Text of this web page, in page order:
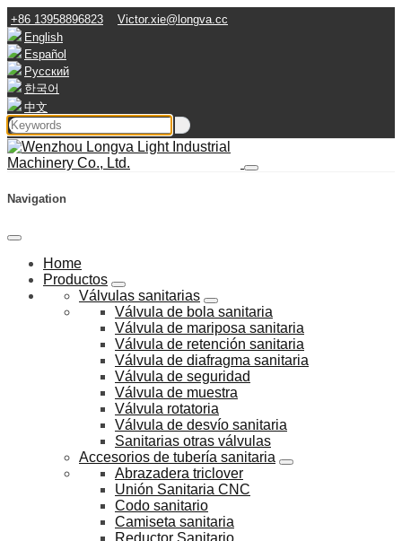
+86 13958896823
Victor.xie@longva.cc
English
Español
Русский
한국어
中文
Navigation
Home
Productos
Válvulas sanitarias
Válvula de bola sanitaria
Válvula de mariposa sanitaria
Válvula de retención sanitaria
Válvula de diafragma sanitaria
Válvula de seguridad
Válvula de muestra
Válvula rotatoria
Válvula de desvío sanitaria
Sanitarias otras válvulas
Accesorios de tubería sanitaria
Abrazadera triclover
Unión Sanitaria CNC
Codo sanitario
Camiseta sanitaria